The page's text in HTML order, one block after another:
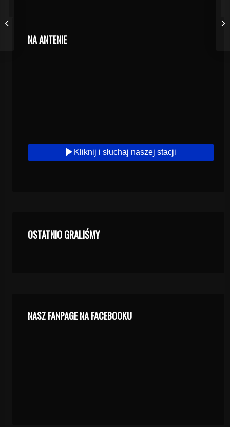
NA ANTENIE
Kliknij i słuchaj naszej stacji
OSTATNIO GRALIŚMY
NASZ FANPAGE NA FACEBOOKU